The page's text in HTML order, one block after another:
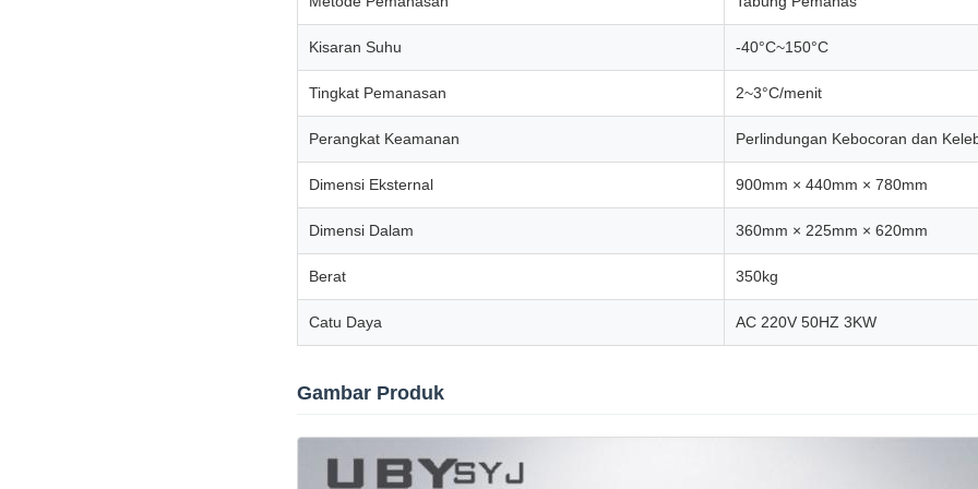
Kisaran Suhu -40°C~150°C
Tingkat Pemanasan 2~3°C/menit
Perangkat Keamanan Perlindungan Kebocoran dan
Dimensi Eksternal 900mm × 440mm × 780mm
Dimensi Dalam 360mm × 225mm × 620mm
Berat 350kg
Catu Daya AC 220V 50HZ 3KW
Gambar Produk